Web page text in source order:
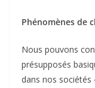
Phénomènes de
Nous pouvons
présupposés
dans nos sociétés